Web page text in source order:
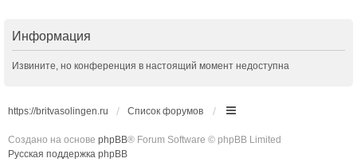
Информация
Извините, но конференция в настоящий момент недоступна
https://britvasolingen.ru Список форумов
Создано на основе phpBB® Forum Software © phpBB Limited
Русская поддержка phpBB